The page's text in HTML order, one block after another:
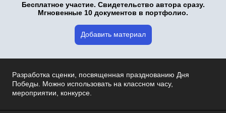
Бесплатное участие. Свидетельство автора сразу.
Мгновенные 10 документов в портфолио.
Добавить материал
Разработка сценки, посвященная празднованию Дня
Победы. Можно использовать на классном часу,
мероприятии, конкурсе.